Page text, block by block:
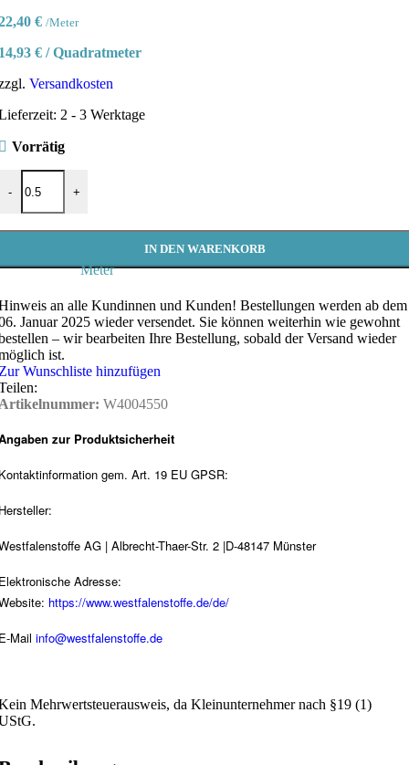
€ /Meter
€ /Quadratmeter
Versandkosten
2 - 3 Werktage
Vorrätig
-
Gent Streifen Taupe-Cremeweiß | Westfalenstoffe |
+
Meter
IN DEN WARENKORB
an alle Kundinnen und Kunden! Bestellungen werden ab dem
Januar 2025 wieder versendet. Sie können weiterhin wie gewohnt
– wir bearbeiten Ihre Bestellung, sobald der Versand wieder
ist.
Wunschliste hinzufügen
W4004550
zur Produktsicherheit
gem. Art. 19 EU GPSR:
AG | Albrecht-Thaer-Str. 2 |D-48147 Münster
Adresse:
https://www.westfalenstoffe.de/de/
Mail info@westfalenstoffe.de
Mehrwertsteuerausweis, da Kleinunternehmer nach §19 (1)